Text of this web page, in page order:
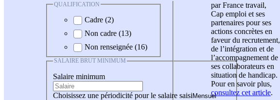
QUALIFICATION
Cadre (2)
Non cadre (13)
Non renseignée (16)
SALAIRE BRUT MINIMUM
Salaire minimum
Choisissez une périodicité pour le salaire saisi
par France travail,
Cap emploi et ses
partenaires pour ses
actions concrètes en
faveur du recrutement,
de l’intégration et de
l’accompagnement de
ses collaborateurs en
situation de handicap.
Pour en savoir plus,
consultez cet article.